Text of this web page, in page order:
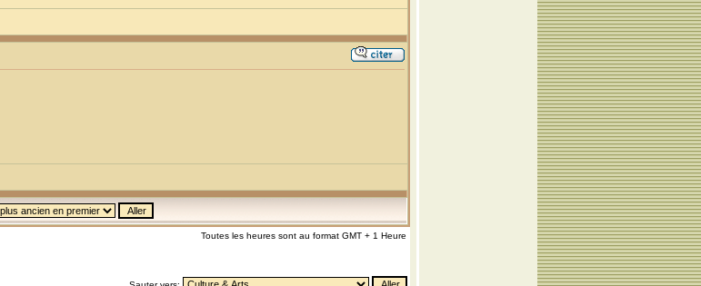
Toutes les heures sont au format GMT + 1 Heure